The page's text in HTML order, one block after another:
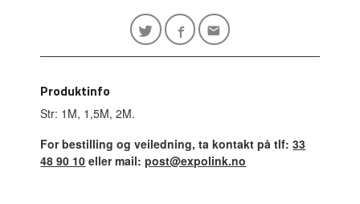
Produktinfo
Str: 1M, 1,5M, 2M.
For bestilling og veiledning, ta kontakt på tlf:33
48 90 10 eller mail:post@expolink.no